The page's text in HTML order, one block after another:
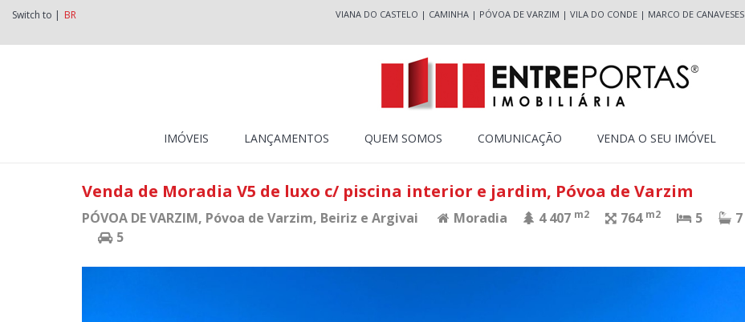
Switch to | BR VIANA DO CASTELO | CAMINHA| PÓVOA DE VARZIM | VILA DO CONDE| MARCO DE CANAVESES
IMÓVEIS LANÇAMENTOS QUEM SOMOS COMUNICAÇÃO VENDA O SEU IMÓVEL
Venda de Moradia V5 de luxo c/ piscina interior e jardim, Póvoa de Varzim
PÓVOA DE VARZIM, Póvoa de Varzim, Beiriz e Argivai Moradia 4 407 m2 764 m2 5
7
5